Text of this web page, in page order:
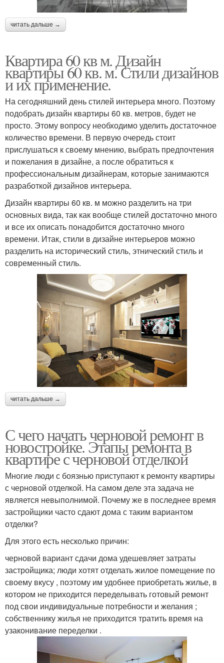
читать дальше →
Квартира 60 кв м. Дизайн
квартиры 60 кв. м. Стили дизайнов
и их применение.
На сегодняшний день стилей интерьера много. Поэтому
подобрать дизайн квартиры 60 кв. метров, будет не
просто. Этому вопросу необходимо уделить достаточное
количество времени. В первую очередь стоит
прислушаться к своему мнению, выбрать предпочтения
и пожелания в дизайне, а после обратиться к
профессиональным дизайнерам, которые занимаются
разработкой дизайнов интерьера.
Дизайн квартиры 60 кв. м можно разделить на три
основных вида, так как вообще стилей достаточно много
и все их описать понадобится достаточно много
времени. Итак, стили в дизайне интерьеров можно
разделить на исторический стиль, этнический стиль и
современный стиль.
читать дальше →
С чего начать черновой ремонт в
новостройке. Этапы ремонта в
квартире с черновой отделкой
Многие люди с боязнью приступают к ремонту квартиры
с черновой отделкой. На самом деле эта задача не
является невыполнимой. Почему же в последнее время
застройщики часто сдают дома с таким вариантом
отделки?
Для этого есть несколько причин:
черновой вариант сдачи дома удешевляет затраты
застройщика; люди хотят отделать жилое помещение по
своему вкусу , поэтому им удобнее приобретать жилье, в
котором не приходится переделывать готовый ремонт
под свои индивидуальные потребности и желания ;
собственнику жилья не приходится тратить время на
узаконивание переделки .